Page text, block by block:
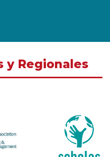
y Regionales